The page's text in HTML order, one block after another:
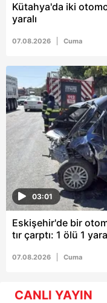
Kütahya'da iki
yaralı
07.08.2026 Cuma
03:01
Eskişehir'de bir
tır çarptı: 1 ölü 1
07.08.2026 Cuma
CANLI YAYIN